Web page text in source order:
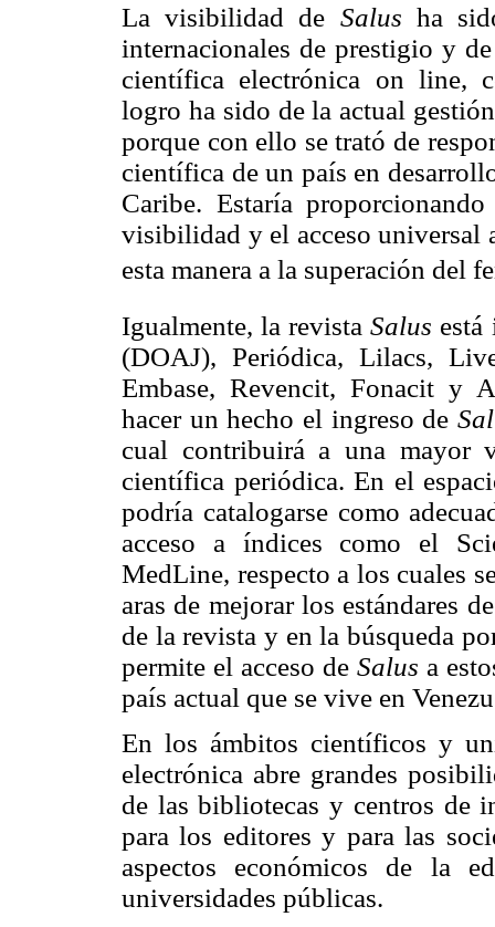
La visibilidad de Salus ha
internacionales de prestigio y
científica electrónica on line,
logro ha sido de la actual
porque con ello se trató de
científica de un país en
Caribe. Estaría
visibilidad y el acceso universal
esta manera a la superación del
Igualmente, la revistaSalus está
(DOAJ), Periódica, Lilacs,
Embase, Revencit, Fonacit y
hacer un hecho el ingreso de
cual contribuirá a una mayor
científica periódica. En el
podría catalogarse como
acceso a índices como el
MedLine, respecto a los cuales
aras de mejorar los estándares
de la revista y en la búsqueda
permite el acceso de Salus a
país actual que se vive en
En los ámbitos científicos y
electrónica abre grandes
de las bibliotecas y centros de
para los editores y para las
aspectos económicos de la
universidades públicas.